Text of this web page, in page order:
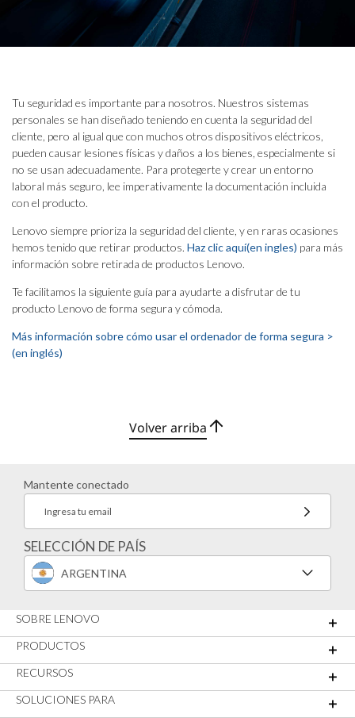
Tu seguridad es importante para nosotros. Nuestros sistemas
personales se han diseñado teniendo en cuenta la seguridad del
cliente, pero al igual que con muchos otros dispositivos eléctricos,
pueden causar lesiones físicas y daños a los bienes, especialmente si
no se usan adecuadamente. Para protegerte y crear un entorno
laboral más seguro, lee imperativamente la documentación incluida
con el producto.
Lenovo siempre prioriza la seguridad del cliente, y en raras ocasiones
hemos tenido que retirar productos. Haz clic aquí(en ingles) para más
información sobre retirada de productos Lenovo.
Te facilitamos la siguiente guía para ayudarte a disfrutar de tu
producto Lenovo de forma segura y cómoda.
Más información sobre cómo usar el ordenador de forma segura >
(en inglés)
Volver arriba
Mantente conectado
Ingresa tu email
SELECCIÓN DE PAÍS
ARGENTINA
SOBRE LENOVO
PRODUCTOS
RECURSOS
SOLUCIONES PARA